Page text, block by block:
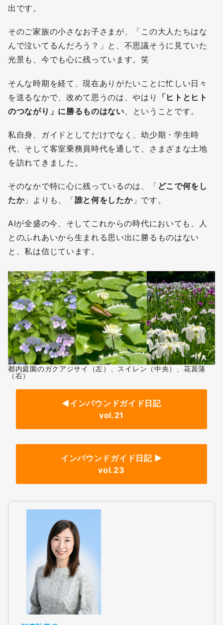
出です。
そのご家族の小さなお子さまが、「この大人たちはな
んで泣いてるんだろう？」と、不思議そうに見ていた
光景も、今でも心に残っています。笑
そんな時期を経て、現在ありがたいことに忙しい日々
を送るなかで、改めて思うのは、やはり
「ヒトとヒト
のつながり」に勝るものはない 、ということです。
私自身、ガイドとしてだけでなく、幼少期・学生時
代、そして客室乗務員時代を通して、さまざまな土地
を訪れてきました。
そのなかで特に心に残っているのは、「 どこで何をし
たか」よりも、「誰と何をしたか」です。
AIが全盛の今、そしてこれからの時代においても、人
とのふれあいから生まれる思い出に勝るものはない
と、私は信じています。
都内庭園のガクアジサイ（左）、スイレン（中央）、花菖蒲
（右）
◄ インバウンドガイド日記
vol.21
インバウンドガイド日記►
vol.23